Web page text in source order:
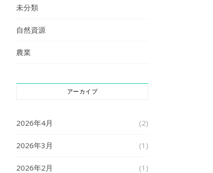
未分類
自然資源
農業
アーカイブ
2026年4月 (2)
2026年3月 (1)
2026年2月 (1)